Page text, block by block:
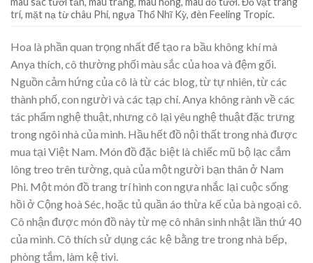
trí, mặt nạ từ châu Phi, ngựa Thổ Nhĩ Kỳ, đèn Feeling Tropic.
Hoa là phần quan trọng nhất để tạo ra bầu không khí mà
Anya thích, cô thường phối màu sắc của hoa và đệm gối.
Nguồn cảm hứng của cô là từ các blog, từ tự nhiên, từ các
thành phố, con người và các tạp chí. Anya không rành về các
tác phẩm nghệ thuật, nhưng cô lại yêu nghệ thuật đặc trưng
trong ngôi nhà của mình. Hầu hết đồ nội thất trong nhà được
mua tại Việt Nam. Món đồ đặc biệt là chiếc mũ bộ lạc cắm
lông treo trên tường, quà của một người bạn thân ở Nam
Phi. Một món đồ trang trí hình con ngựa nhắc lại cuộc sống
hồi ở Cộng hoà Séc, hoặc tủ quần áo thừa kế của bà ngoại cô.
Cô nhận được món đồ này từ mẹ cô nhân sinh nhật lần thứ 40
của mình. Cô thích sử dụng các kệ bằng tre trong nhà bếp,
phòng tắm, làm kệ tivi.